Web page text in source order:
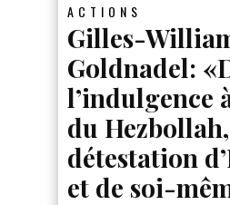
ACTIONS
Gilles-
Goldnadel:
l’indulgence
du
détestation
et de soi-